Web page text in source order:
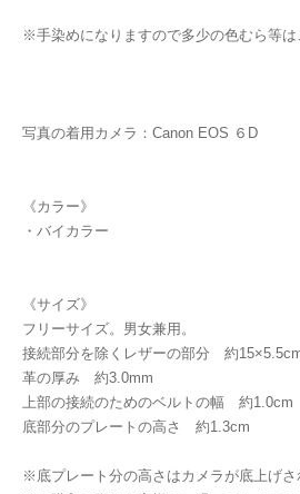
※手染めになりますので多少の色むら等は
写真の着用カメラ：Canon EOS ６D
《カラー》
・バイカラー
《サイズ》
フリーサイズ。男女兼用。
接続部分を除くレザーの部分 約
革の厚み 約3.0mm
上部の接続のためのベルトの幅 約1.0cm
底部分のプレートの高さ 約1.3cm
※底プレート分の高さはカメラが底上げさ